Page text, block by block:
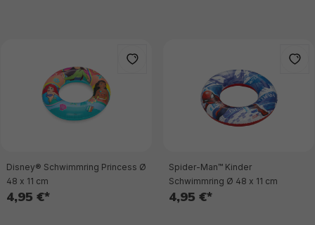
Disney® Schwimmring Princess Ø
48 x 11 cm
4,95 €*
Spider-Man™ Kinder
Schwimmring Ø 48 x 11 cm
4,95 €*